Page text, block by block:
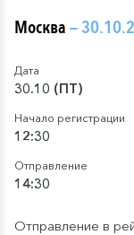
Москва—
Дата
30.10 (ПТ)
Начало регистрации
12:30
Отправление
14:30
Отправление в